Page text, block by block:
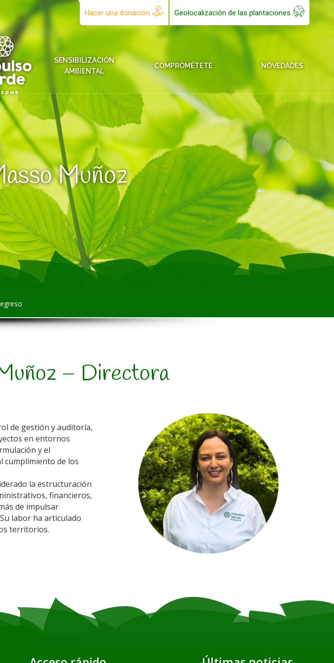
Hacer una donación Geolocalización de las plantaciones
SENSIBILIZACIÓN
AMBIENTAL
COMPROMÉTETE NOVEDADES
Muñoz
– Directora
de gestión y auditoría,
en entornos
y el
cumplimiento de los
la estructuración
financieros,
de impulsar
labor ha articulado
territorios.